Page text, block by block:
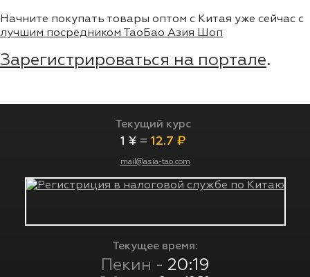
Начните покупать товары оптом с Китая уже сейчас с
лучшим посредником ТаоБао Азия Шоп
Зарегистрироваться на портале.
Текущий курс
1 ¥ = 12.7 ₽
mail@asia-tao.com
Текущее время:
Пекин - 20:19